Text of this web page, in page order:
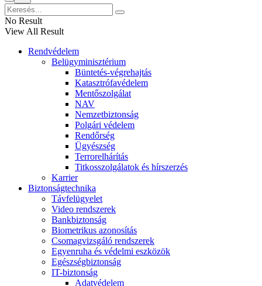
No Result
View All Result
Rendvédelem
Belügyminisztérium
Büntetés-végrehajtás
Katasztrófavédelem
Mentőszolgálat
NAV
Nemzetbiztonság
Polgári védelem
Rendőrség
Ügyészség
Terrorelhárítás
Titkosszolgálatok és hírszerzés
Karrier
Biztonságtechnika
Távfelügyelet
Video rendszerek
Bankbiztonság
Biometrikus azonosítás
Csomagvizsgáló rendszerek
Egyenruha és védelmi eszközök
Egészségbiztonság
IT-biztonság
Adatvédelem